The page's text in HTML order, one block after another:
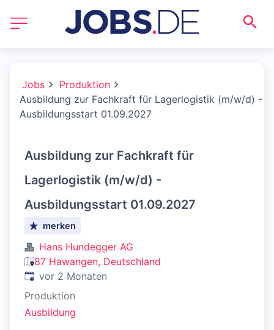
Jobs
Produktion
Ausbildung zur Fachkraft für Lagerlogistik (m/w/d) -
Ausbildungsstart 01.09.2027
Ausbildung zur Fachkraft für
Lagerlogistik (m/w/d) -
Ausbildungsstart 01.09.2027
merken
Hans Hundegger AG
87 Hawangen, Deutschland
Veröffentlicht:
vor 2 Monaten
Produktion
Ausbildung